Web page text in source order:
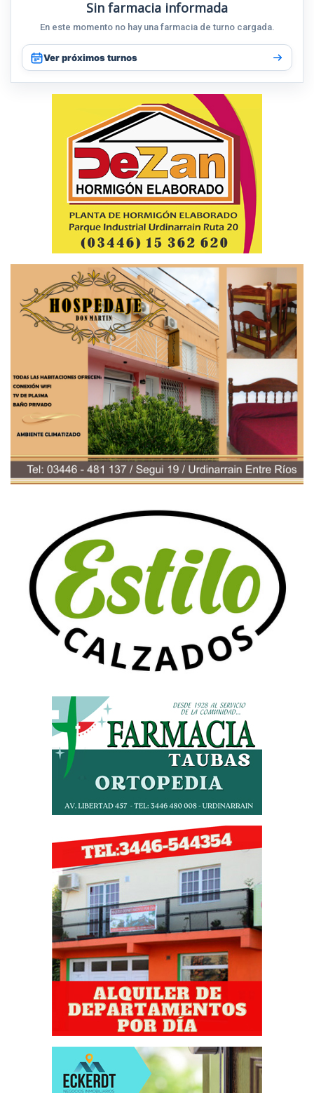
Sin farmacia informada
En este momento no hay una farmacia de turno cargada.
Ver próximos turnos